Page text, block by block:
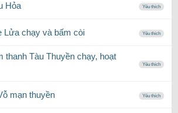
Hỏa Yêu thích
Lửa chạy và bấm còi Yêu thích
thanh Tàu Thuyền chạy, hoạt
Yêu thích
mạn thuyền Yêu thích